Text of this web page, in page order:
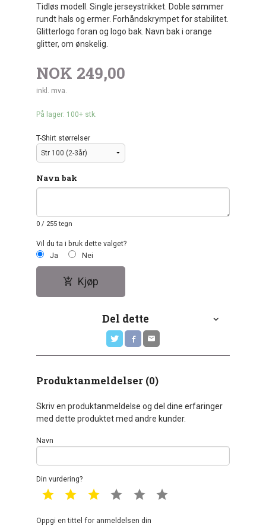
Tidløs modell. Single jerseystrikket. Doble sømmer
rundt hals og ermer. Forhåndskrympet for stabilitet.
Glitterlogo foran og logo bak. Navn bak i orange
glitter, om ønskelig.
NOK 249,00
inkl. mva.
På lager: 100+ stk.
T-Shirt størrelser
Navn bak
0 / 255 tegn
Vil du ta i bruk dette valget?
Ja
Nei
Kjøp
Del dette
Produktanmeldelser (0)
Skriv en produktanmeldelse og del dine erfaringer
med dette produktet med andre kunder.
Navn
Din vurdering?
1 star 2 star 3 star 4 star 5 star
Oppgi en tittel for anmeldelsen din